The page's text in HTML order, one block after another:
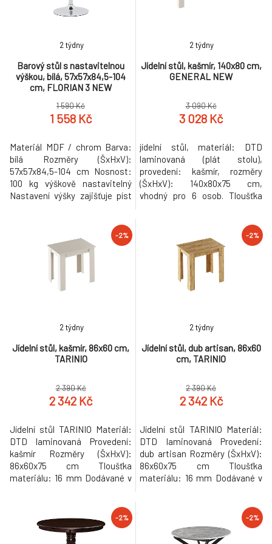
černá, DIRAN
6 262 Kč
-2%
Jídelní stůl, dub artisan/černá, 120x75x75 cm,
Barový stůl s nastavitelnou
výškou, bílá, 57x57x84,5-104
cm, FLORIAN 3 NEW
2 týdny
1 590 Kč
1 558 Kč
Materiál MDF / chrom Barva:
bílá Rozměry (ŠxHxV):
57x57x84,5-104 cm Nosnost:
100 kg výškově nastavitelný
Nastavení výšky zajišťuje píst
Jídelní stůl, kašmír, 140x80 cm,
GENERAL NEW
2 týdny
3 090 Kč
3 028 Kč
jídelní stůl, materiál: DTD
laminovaná (plát stolu),
provedení: kašmír, rozměry
(ŠxHxV): 140x80x75 cm,
vhodný pro 6 osob. Tloušťka
demontu. Hmotnost: 26kg
-2%
Jídelní stůl, kašmír, 86x60 cm,
TARINIO
2 týdny
2 390 Kč
2 342 Kč
Jídelní stůl TARINIO Materiál:
DTD laminovaná Provedení:
kašmír Rozměry (ŠxHxV):
86x60x75 cm Tloušťka
materiálu: 16 mm Dodávané v
-2%
Jídelní stůl, dub artisan, 86x60
cm, TARINIO
2 týdny
2 390 Kč
2 342 Kč
Jídelní stůl TARINIO Materiál:
DTD laminovaná Provedení:
dub artisan Rozměry (ŠxHxV):
86x60x75 cm Tloušťka
materiálu: 16 mm Dodávané v
-2% -2%